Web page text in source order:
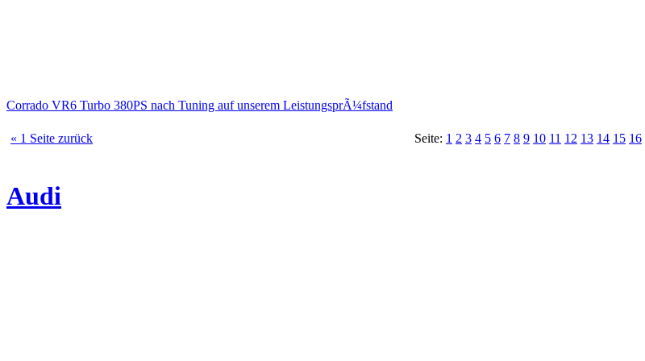
Corrado VR6 Turbo 380PS nach Tuning auf unserem LeistungsprÃ¼fstand
« 1 Seite zurück Seite: 1 2 3 4 5 6 7 8 9 10 11 12 13 14 15 16
Audi